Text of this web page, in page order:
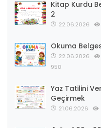
Kitap Kurdu
2
22.06.2026
Okuma
22.06.2026
950
Yaz Tatilini
Geçirmek
21.06.2026